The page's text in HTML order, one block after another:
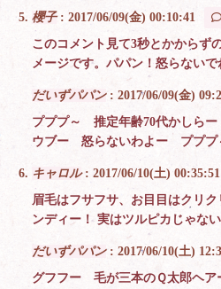
櫻子: 2017/06/09(金) 00:10:41
このコメント見て3秒とかからず
メージです。パパン！怒らないで
だいずパパン: 2017/06/09(金)
プププ～ 推定年齢70代かしら
ウブー 怒らないわよー ププ
キャロル: 2017/06/10(土) 00:35:51
眉毛はフサフサ、お目目はクリ
ンディー！ 実はツルピカじゃな
だいずパパン: 2017/06/10(土)
グフフー 毛が三本のＱ太郎ヘ